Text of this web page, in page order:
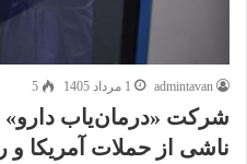
admintavan 1 مرداد 1405 5
شرکت «درمان‌یاب
ناشی از حملات آمریکا